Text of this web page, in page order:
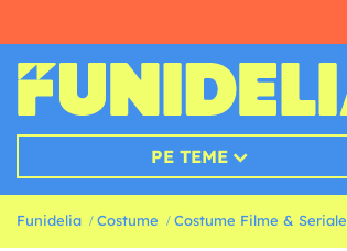
PE TEME
Funidelia Costume Costume Filme & Seriale